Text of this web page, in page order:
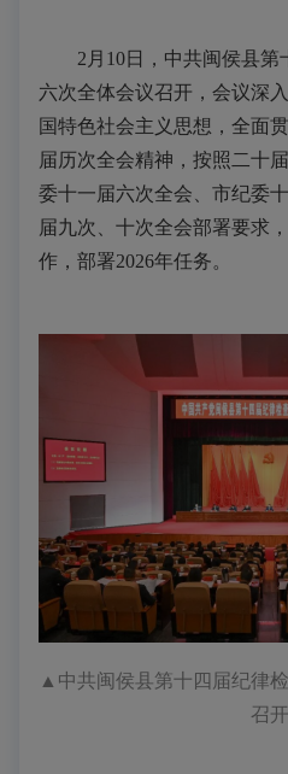
2月10日，中共闽侯县第
六次全体会议召开，会议深
国特色社会主义思想，全面
届历次全会精神，按照二十
委十一届六次全会、市纪委
届九次、十次全会部署要求
作，部署2026年任务。
▲ 中共闽侯县第十四届纪律
召开